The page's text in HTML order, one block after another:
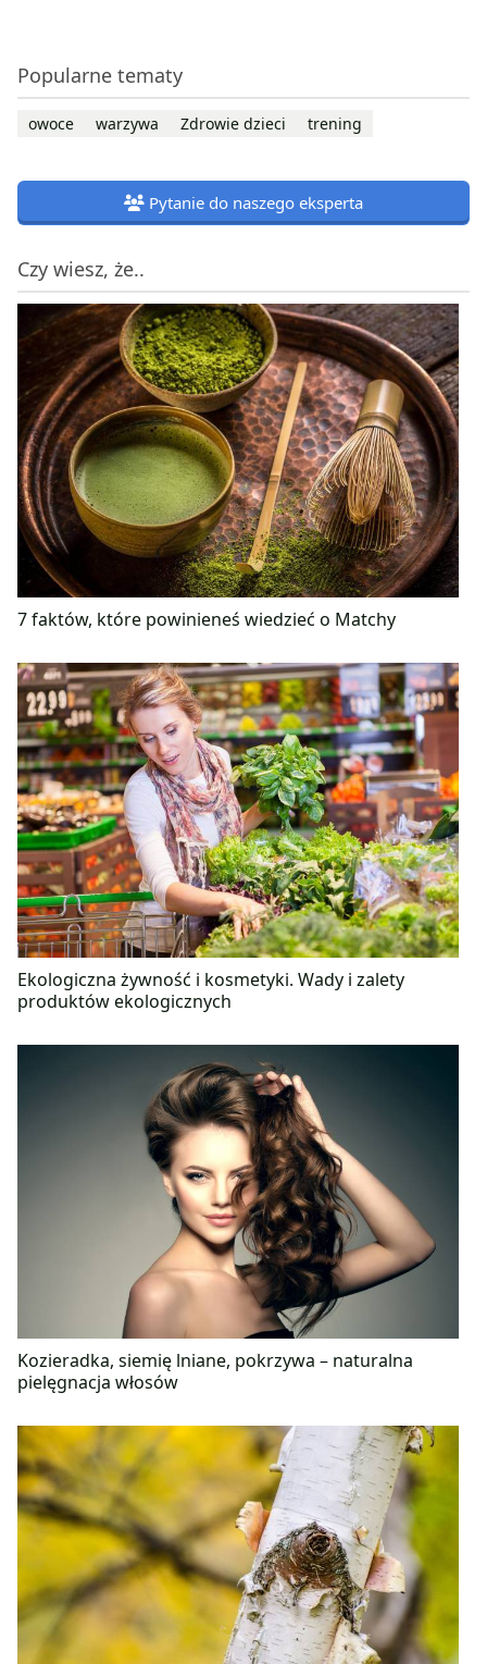
Popularne tematy
owoce warzywa Zdrowie dzieci trening
Pytanie do naszego eksperta
Czy wiesz, że..
7 faktów, które powinieneś wiedzieć o Matchy
Ekologiczna żywność i kosmetyki. Wady i zalety
produktów ekologicznych
Kozieradka, siemię lniane, pokrzywa – naturalna
pielęgnacja włosów